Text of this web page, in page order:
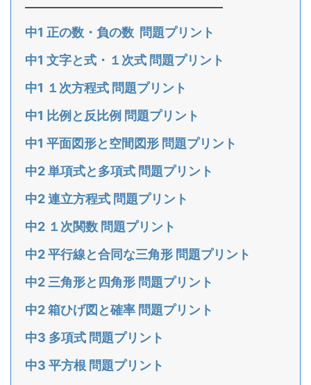
中1 正の数・負の数 問題プリント
中1 文字と式・１次式 問題プリント
中1 １次方程式 問題プリント
中1 比例と反比例 問題プリント
中1 平面図形と空間図形 問題プリント
中2 単項式と多項式 問題プリント
中2 連立方程式 問題プリント
中2 １次関数 問題プリント
中2 平行線と合同な三角形 問題プリント
中2 三角形と四角形 問題プリント
中2 箱ひげ図と確率 問題プリント
中3 多項式 問題プリント
中3 平方根 問題プリント